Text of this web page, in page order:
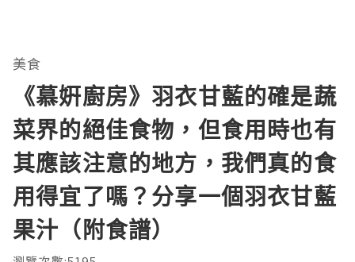
美食
《慕姸廚房》羽衣甘藍的確是蔬
菜界的絕佳食物，但食用時也有
其應該注意的地方，我們真的食
用得宜了嗎？分享一個羽衣甘藍
果汁（附食譜）